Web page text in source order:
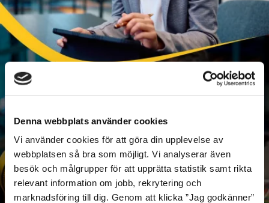
Denna webbplats använder cookies
Vi använder cookies för att göra din upplevelse av
webbplatsen så bra som möjligt. Vi analyserar även
besök och målgrupper för att upprätta statistik samt rikta
relevant information om jobb, rekrytering och
marknadsföring till dig. Genom att klicka ”Jag godkänner”
Framtidens rekrytering &
uthyrning
Vi hjälper människor till jobb och företag att hitta ny
personal.